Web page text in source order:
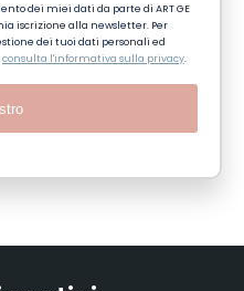
dei miei dati da parte di ART GE
iscrizione alla newsletter. Per
dei tuoi dati personali ed
consulta l'informativa sulla privacy.